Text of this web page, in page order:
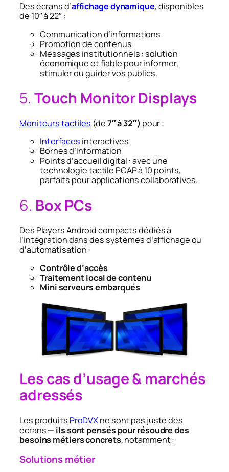
Des écrans d’affichage dynamique, disponibles
de 10″ à 22″ :
Communication d’informations
Promotion de contenus
Messages institutionnels : solution
économique et fiable pour informer,
stimuler ou guider vos publics.
5. Touch Monitor Displays
Moniteurs tactiles (de7″ à 32″) pour :
Interfaces interactives
Bornes d’information
Points d’accueil digital : avec une
technologie tactile PCAP à 10 points,
parfaits pour applications collaboratives.
6. Box PCs
Des Players Android compacts dédiés à
l’intégration dans des systèmes d’affichage ou
d’automatisation :
Contrôle d’accès
Traitement local de contenu
Mini serveurs embarqués
Les cas d’usage & marchés
adressés
Les produits ProDVXne sont pas juste des
écrans — ils sont pensés pour résoudre des
besoins métiers concrets, notamment :
Solutions métier